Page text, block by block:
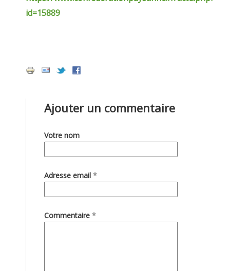
id=15889
Ajouter un commentaire
Votre nom
Adresse email *
Commentaire *